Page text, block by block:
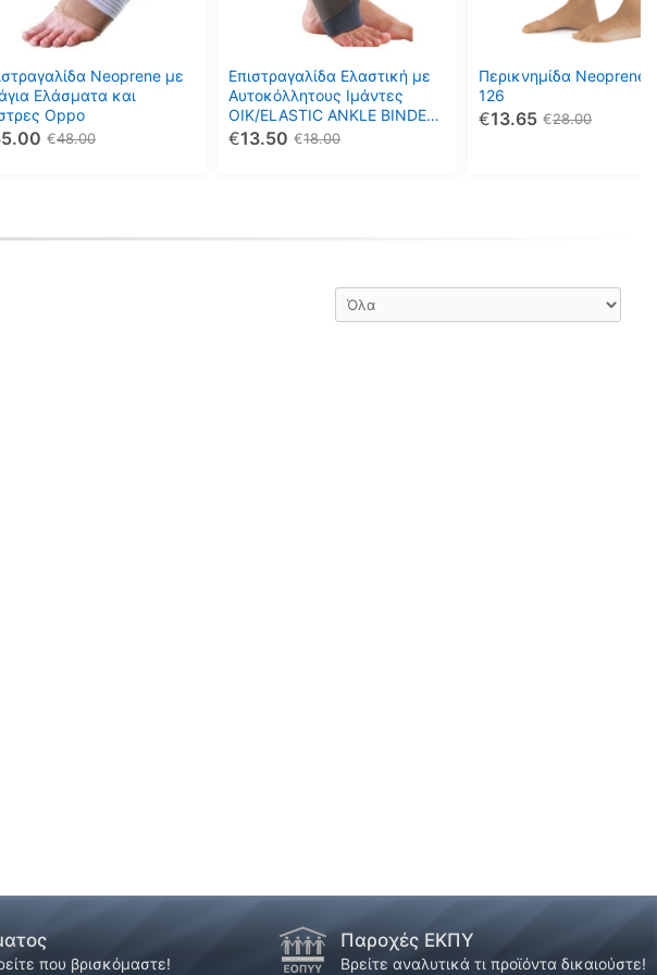
Neoprene με
Ελάσματα και
Oppo
48.00
€
Επιστραγαλίδα Ελαστική με
Αυτοκόλλητους Ιμάντες
OIK/ELASTIC ANKLE BINDER
Comfeel
18.00
€
13.50
€
μπορούν
να
επιλεγούν
στη
Περικνημίδα Neoprene
126
28.00
€
13.65
€
μπορούν
να
επιλεγούν
που βρισκόμαστε!
Παροχές ΕΚΠΥ
Βρείτε αναλυτικά τι προϊόντα δικαιούστε!